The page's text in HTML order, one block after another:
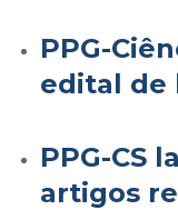
PPG-
edital de
PPG-CS
artigos